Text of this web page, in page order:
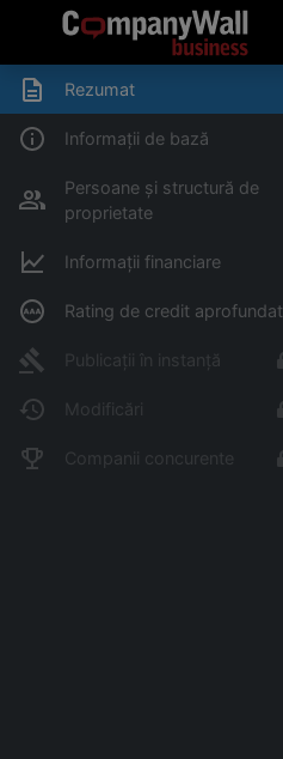
Rezumat
Informații de bază
Persoane și structură de
proprietate
Informații financiare
Rating de credit aprofundat
Publicații în instanță
Modificări
Companii concurente